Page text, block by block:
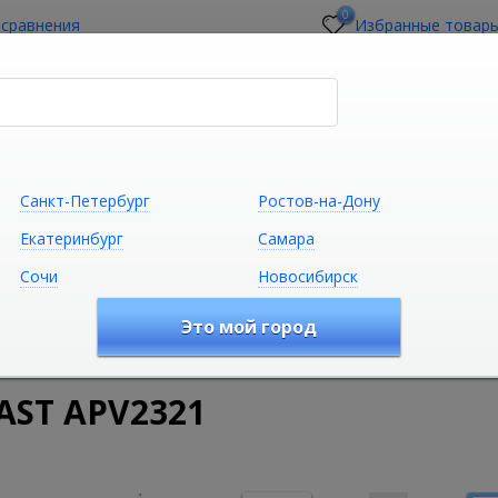
0 Избранные
Сантехника Климатическая
Дренажные каналы для ванной Сливные трапы
APV2321
Санкт-Петербург
Ростов-на-Дону
Екатеринбург
Самара
Сочи Новосибирск
Это мой город